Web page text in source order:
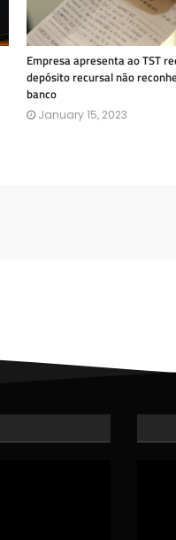
Empresa apresenta ao TST
depósito recursal não
banco
January 15, 2023